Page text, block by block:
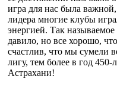
игра для нас была
лидера многие клубы
энергией. Так называемое
давило, но все хорошо,
счастлив, что мы сумели
лигу, тем более в год 450-
Астрахани!